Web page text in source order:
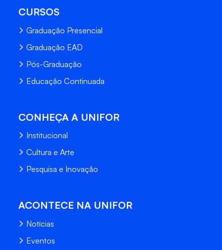
CURSOS
Graduação Presencial
Graduação EAD
Pós-Graduação
Educação Continuada
CONHEÇA A UNIFOR
Institucional
Cultura e Arte
Pesquisa e Inovação
ACONTECE NA UNIFOR
Notícias
Eventos